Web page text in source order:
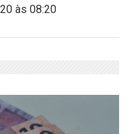
às 08:20